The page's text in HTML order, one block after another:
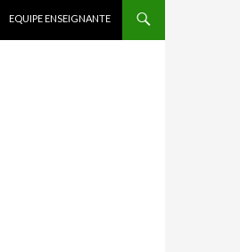
EQUIPE ENSEIGNANTE